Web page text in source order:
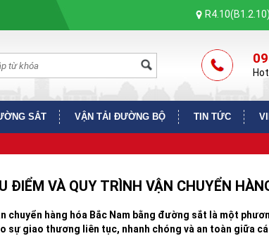
SẮT VẬN TẢI ĐƯỜNG BỘ TIN TỨC
ĐIỂM VÀ QUY TRÌNH VẬN CHUYỂN
chuyển hàng hóa Bắc Nam bằng đường sắt là một
sự giao thương liên tục, nhanh chóng và an toàn giữa